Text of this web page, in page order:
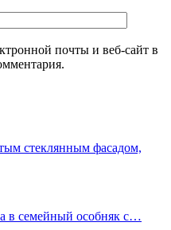
почты и веб-сайт в
стеклянным фасадом,
в семейный особняк с…